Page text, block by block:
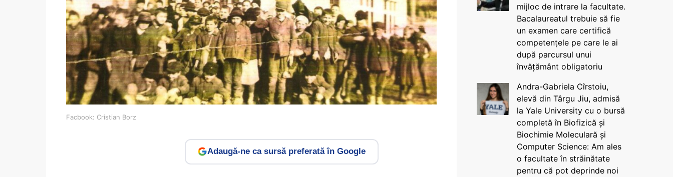
Facbook: Cristian Borz
Adaugă-ne ca sursă preferată în Google
mijloc de intrare la facultate.
Bacalaureatul trebuie să fie
un examen care certifică
competențele pe care le ai
după parcursul unui
învățământ obligatoriu
Andra-Gabriela Cîrstoiu,
elevă din Târgu Jiu, admisă
la Yale University cu o bursă
completă în Biofizică și
Biochimie Moleculară și
Computer Science: Am ales
o facultate în străinătate
pentru că pot deprinde noi